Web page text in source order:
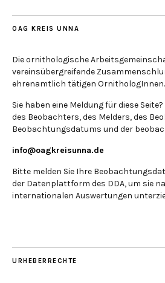
OAG KREIS UNNA
Die ornithologische
vereinsübergreifende
ehrenamtlich tätigen OrnithologInnen.
Sie haben eine Meldung für diese
des Beobachters, des Melders, des
Beobachtungsdatums und der
info@oagkreisunna.de
Bitte melden Sie Ihre
der Datenplattform des DDA, um sie
internationalen Auswertungen
URHEBERRECHTE